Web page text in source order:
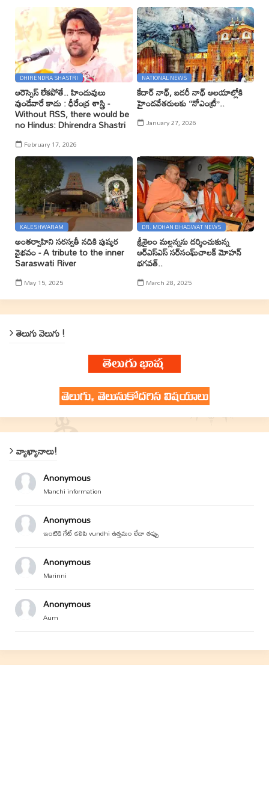
DHIRENDRA SHASTRI
ఆరెస్సెస్ లేకపోతే.. హిందువులు
వుండేవారే కాదు : ధీరేంద్ర శాస్త్రి -
Without RSS, there would be
no Hindus: Dhirendra Shastri
February 17, 2026
NATIONAL NEWS
కేదార్ నాథ్, బదరీ నాథ్ ఆలయాల్లోకి
హైందవేతరులకు ‘‘నోఎంట్రీ’’..
January 27, 2026
KALESHWARAM
అంతర్వాహిని సరస్వతీ నదికి పుష్కర
వైభవం - A tribute to the inner
Saraswati River
May 15, 2025
DR. MOHAN BHAGWAT NEWS
శ్రీశైలం మల్లన్నను దర్శించుకున్న
ఆర్ఎస్ఎస్ సర్‌సంఘ్‌చాలక్ మోహన్
భగవత్..
March 28, 2025
తెలుగు వెలుగు !
వ్యాఖ్యానాలు!
Anonymous
Manchi information
Anonymous
ఇంటికి గేట్ కలిపి vundhi ఉత్తమం లేదా తప్పు
Anonymous
Marinni
Anonymous
Aum